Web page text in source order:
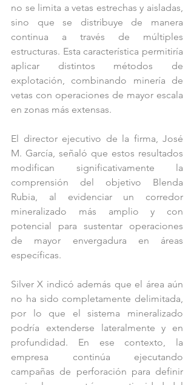
no se limita a vetas estrechas y aisladas,
sino que se distribuye de manera
continua a través de múltiples
estructuras. Esta característica permitiría
aplicar distintos métodos de
explotación, combinando minería de
vetas con operaciones de mayor escala
en zonas más extensas.
El director ejecutivo de la firma, José
M. García, señaló que estos resultados
modifican significativamente la
comprensión del objetivo Blenda
Rubia, al evidenciar un corredor
mineralizado más amplio y con
potencial para sustentar operaciones
de mayor envergadura en áreas
específicas.
Silver X indicó además que el área aún
no ha sido completamente delimitada,
por lo que el sistema mineralizado
podría extenderse lateralmente y en
profundidad. En ese contexto, la
empresa continúa ejecutando
campañas de perforación para definir